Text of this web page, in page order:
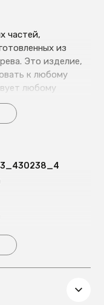
частей,
из
Это изделие,
к любому
любому